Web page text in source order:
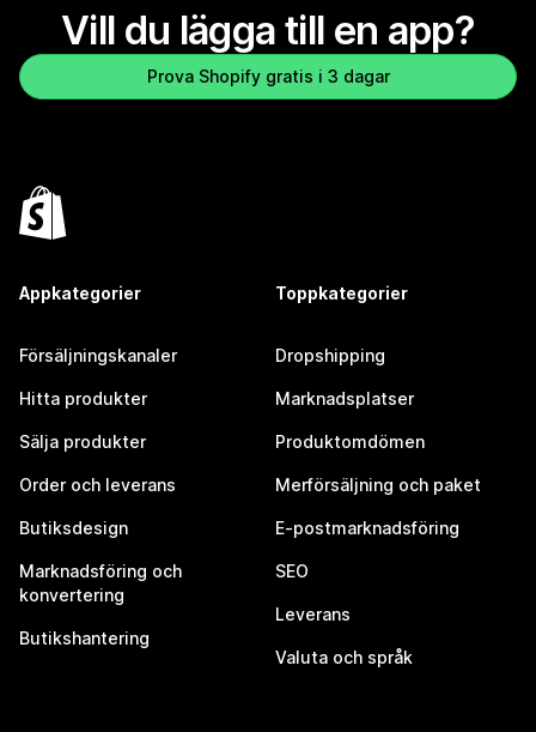
Vill du lägga till en app?
Prova Shopify gratis i 3 dagar
Appkategorier
Försäljningskanaler
Hitta produkter
Sälja produkter
Order och leverans
Butiksdesign
Marknadsföring och
konvertering
Butikshantering
Toppkategorier
Dropshipping
Marknadsplatser
Produktomdömen
Merförsäljning och paket
E-postmarknadsföring
SEO
Leverans
Valuta och språk